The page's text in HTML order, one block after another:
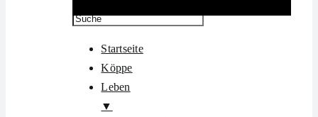
Startseite
Köppe
Leben
▼